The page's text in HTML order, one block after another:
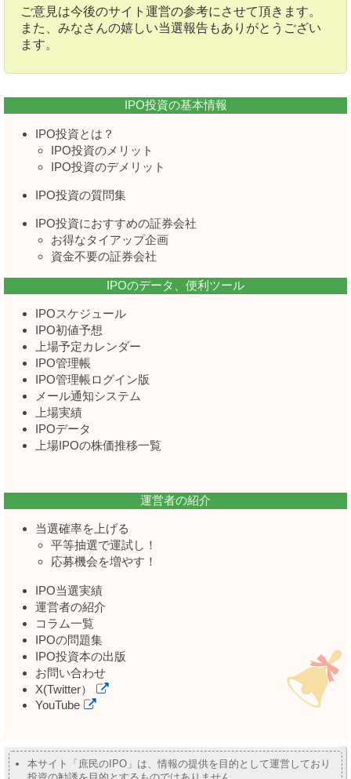
ご意見は今後のサイト運営の参考にさせて頂きます。
また、みなさんの嬉しい当選報告もありがとうござい
ます。
IPO投資の基本情報
IPO投資とは？
IPO投資のメリット
IPO投資のデメリット
IPO投資の質問集
IPO投資におすすめの証券会社
お得なタイアップ企画
資金不要の証券会社
IPOのデータ、便利ツール
IPOスケジュール
IPO初値予想
上場予定カレンダー
IPO管理帳
IPO管理帳ログイン版
メール通知システム
上場実績
IPOデータ
上場IPOの株価推移一覧
運営者の紹介
当選確率を上げる
平等抽選で運試し！
応募機会を増やす！
IPO当選実績
運営者の紹介
コラム一覧
IPOの問題集
IPO投資本の出版
お問い合わせ
X(Twitter）
YouTube
本サイト「庶民のIPO」は、情報の提供を目的として運営しており